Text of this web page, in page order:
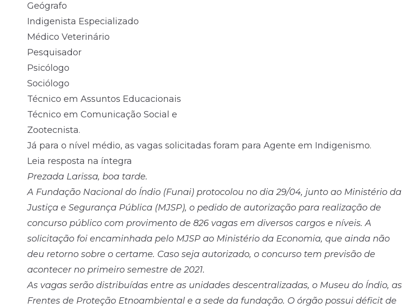
Geógrafo
Indigenista Especializado
Médico Veterinário
Pesquisador
Psicólogo
Sociólogo
Técnico em Assuntos Educacionais
Técnico em Comunicação Social e
Zootecnista.
Já para o nível médio, as vagas solicitadas foram para Agente em Indigenismo.
Leia resposta na íntegra
Prezada Larissa, boa tarde.
A Fundação Nacional do Índio (Funai) protocolou no dia 29/04, junto ao Ministério da
Justiça e Segurança Pública (MJSP), o pedido de autorização para realização de
concurso público com provimento de 826 vagas em diversos cargos e níveis. A
solicitação foi encaminhada pelo MJSP ao Ministério da Economia, que ainda não
deu retorno sobre o certame. Caso seja autorizado, o concurso tem previsão de
acontecer no primeiro semestre de 2021.
As vagas serão distribuídas entre as unidades descentralizadas, o Museu do Índio, as
Frentes de Proteção Etnoambiental e a sede da fundação. O órgão possui déficit de